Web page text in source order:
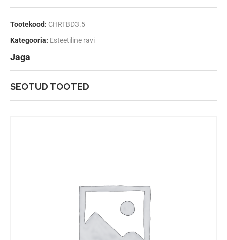
Tootekood: CHRTBD3.5
Kategooria: Esteetiline ravi
Jaga
SEOTUD TOOTED